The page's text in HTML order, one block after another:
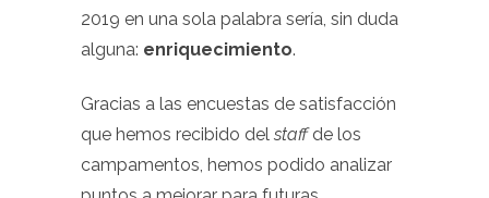
2019 en una sola palabra sería, sin duda
alguna: enriquecimiento.
Gracias a las encuestas de satisfacción
que hemos recibido del staffde los
campamentos, hemos podido analizar